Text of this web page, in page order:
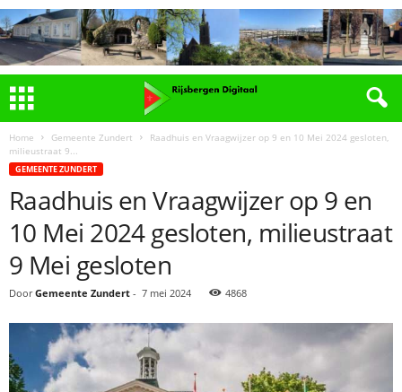
Home Gemeente Zundert
Raadhuis en Vraagwijzer op 9 en 10 Mei 2024 gesloten,
milieustraat 9...
GEMEENTE ZUNDERT
Raadhuis en Vraagwijzer op 9 en
10 Mei 2024 gesloten, milieustraat
9 Mei gesloten
Door Gemeente Zundert - 7 mei 2024 4868